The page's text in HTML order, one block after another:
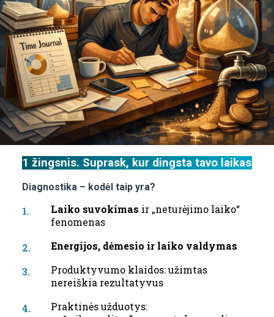
1 žingsnis. Suprask, kur dingsta tavo laikas
Diagnostika – kodėl taip yra?
Laiko suvokimas ir „neturėjimo laiko“
fenomenas
Energijos, dėmesio ir laiko valdymas
Produktyvumo klaidos: užimtas
nereiškia rezultatyvus
Praktinės užduotys: